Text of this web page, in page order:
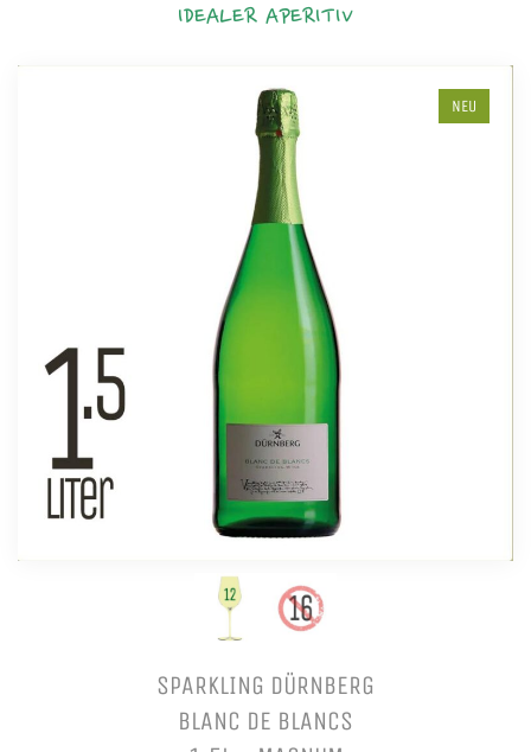
IDEALER APERITIV
NEU
SPARKLING DÜRNBERG
BLANC DE BLANCS